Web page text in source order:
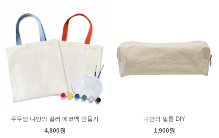
두두엠 나만의 컬러 에코백 만들기
4,800원
나만의 필통 DIY
1,900원